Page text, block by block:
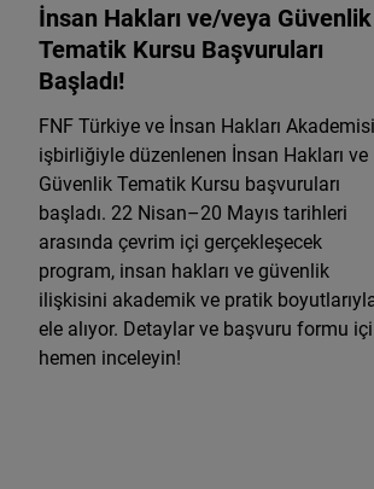
İnsan Hakları ve/veya Güvenlik
Tematik Kursu Başvuruları
Başladı!
FNF Türkiye ve İnsan Hakları Akademisi
işbirliğiyle düzenlenen İnsan Hakları ve
Güvenlik Tematik Kursu başvuruları
başladı. 22 Nisan–20 Mayıs tarihleri
arasında çevrim içi gerçekleşecek
program, insan hakları ve güvenlik
ilişkisini akademik ve pratik
ele alıyor. Detaylar ve başvuru formu
hemen inceleyin!